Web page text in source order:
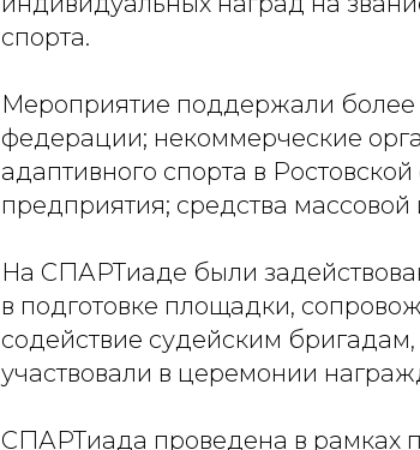
спорта.
Мероприятие поддержали более
федерации; некоммерческие
адаптивного спорта в
предприятия; средства
На СПАРТиаде были
в подготовке площадки,
содействие судейским
участвовали в церемонии
СПАРТиада проведена в рамках